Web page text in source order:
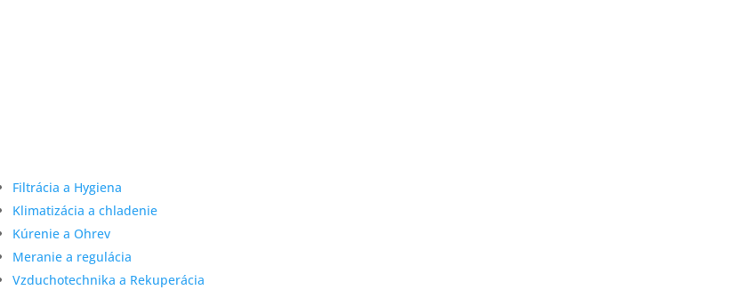
Filtrácia a Hygiena
Klimatizácia a chladenie
Kúrenie a Ohrev
Meranie a regulácia
Vzduchotechnika a Rekuperácia